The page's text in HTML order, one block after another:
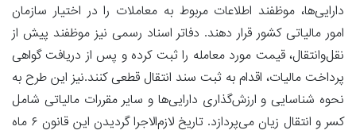
دارایی‌ها، موظفند اطلاعات مربوط به معاملات را در اختیار سازمان
امور مالیاتی کشور قرار دهند. دفاتر اسناد رسمی نیز موظفند پیش از
نقل‌و‌انتقال، قیمت مورد معامله را ثبت کرده و پس از دریافت گواهی
پرداخت مالیات، اقدام به ثبت سند انتقال قطعی کنند.نیز این طرح به
نحوه شناسایی و ارزش‌گذاری دارایی‌ها و سایر مقررات مالیاتی شامل
کسر و انتقال زیان می‌پردازد. تاریخ لازم‌الاجرا گردیدن این قانون ۶ ماه